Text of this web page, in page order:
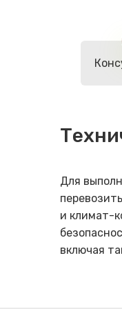
Для
и климат-
включая